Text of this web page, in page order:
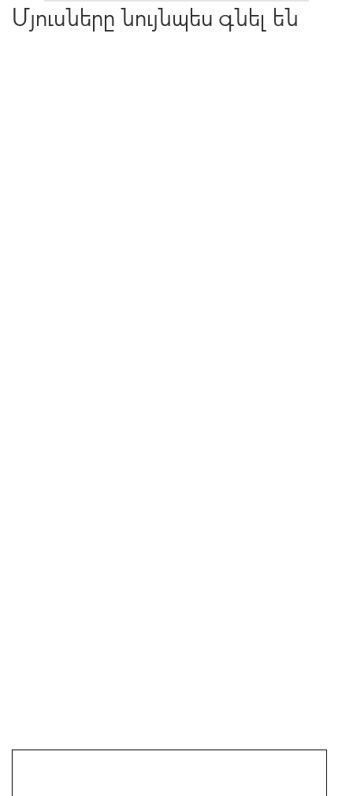
Մյուսները նույնպես գնել են